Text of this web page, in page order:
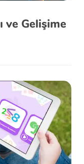
ve Gelişime